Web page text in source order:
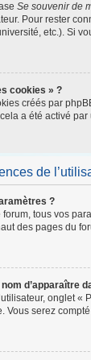
Se souvenir de
Pour rester
etc.). Si
cookies » ?
créés par
a été activé
de
?
tous vos
des pages du
d’apparaître
onglet «
Vous serez